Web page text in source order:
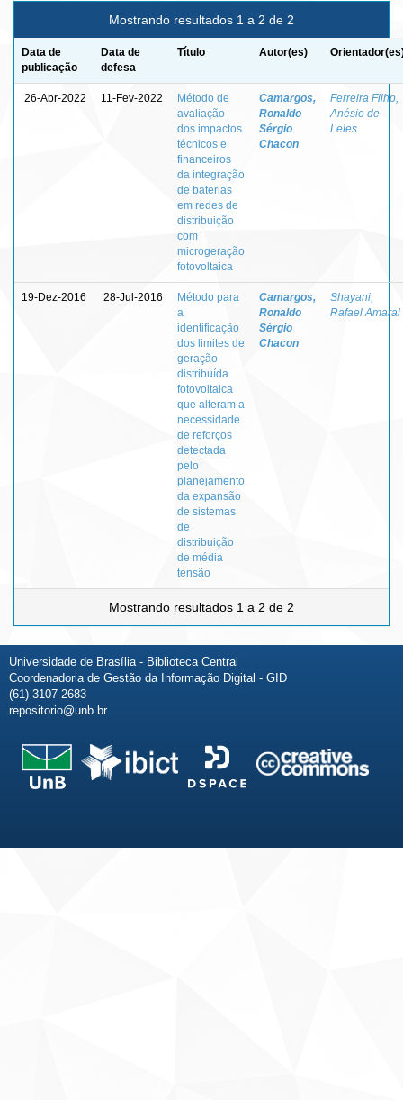
Mostrando resultados 1 a 2 de 2
Data de
publicação
Data de
defesa
Título Autor(es)
26-Abr-2022 11-Fev-2022
Método de
avaliação
dos impactos
técnicos e
financeiros
da integração
de baterias
em redes de
distribuição
com
microgeração
fotovoltaica
Camargos,
Ronaldo
Sérgio
Chacon
Ferreira Filho,
Anésio de
Leles
19-Dez-2016 28-Jul-2016
Método para
a
identificação
dos limites de
geração
distribuída
fotovoltaica
que alteram a
necessidade
de reforços
detectada
pelo
planejamento
da expansão
de sistemas
de
distribuição
de média
tensão
Camargos,
Ronaldo
Sérgio
Chacon
Shayani,
Rafael Amaral
Mostrando resultados 1 a 2 de 2
Universidade de Brasília - Biblioteca Central
Coordenadoria de Gestão da Informação Digital - GID
(61) 3107-2683
repositorio@unb.br